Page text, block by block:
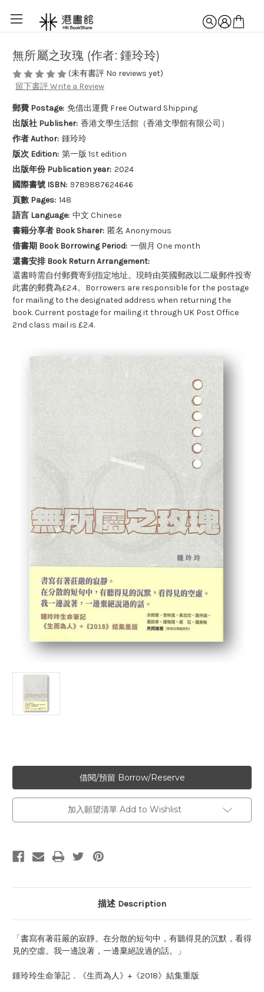
無所屬之玫瑰 (作者: 鍾玲玲)
(未有書評 No reviews yet)
留下書評 Write a Review
郵費 Postage: 免借出運費 Free Outward Shipping
出版社 Publisher: 香港文學生活館（香港文學館有限公司）
作者 Author: 鍾玲玲
版次 Edition: 第一版 1st edition
出版年份 Publication year: 2024
國際書號 ISBN: 9789887624646
頁數 Pages: 148
語言 Language: 中文 Chinese
書籍分享者 Book Sharer: 匿名 Anonymous
借書期 Book Borrowing Period: 一個月 One month
還書安排 Book Return Arrangement:
還書時需自付郵費寄到指定地址。現時由英國郵政以二級郵件投寄
此書的郵費為£2.4。Borrowers are responsible for the postage
for mailing to the designated address when returning the
book. Current postage for mailing it through UK Post Office
2nd class mail is £2.4.
加入願望清單 Add to Wishlist
描述 Description
「書寫有著莊嚴的寂靜。在分散的短句中，有聽得見的沉默，看得
見的空虛。我一邊說著，一邊棄絕說過的話。」
鍾玲玲生命筆記．《生而為人》+《2018》結集重版